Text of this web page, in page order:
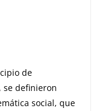
de
se definieron
social, que